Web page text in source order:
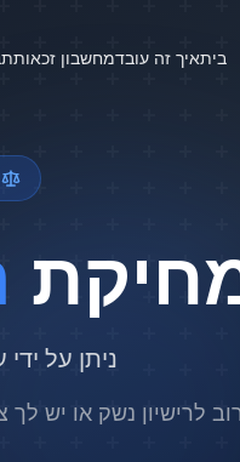
ביתאיך זה עובדמחשבון זכאות
ניתן על
לרישיון נשק או יש